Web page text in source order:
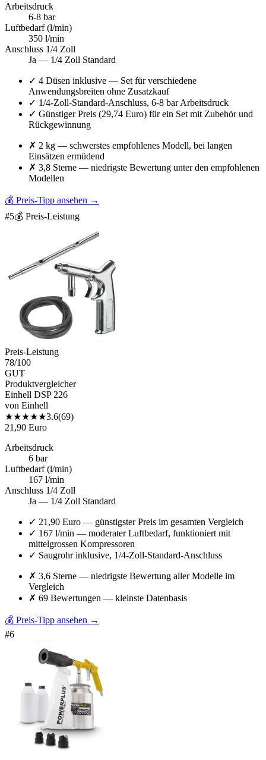
Arbeitsdruck
6-8 bar
Luftbedarf (l/min)
350 l/min
Anschluss 1/4 Zoll
Ja — 1/4 Zoll Standard
✓ 4 Düsen inklusive — Set für verschiedene
Anwendungsbreiten ohne Zusatzkauf
✓ 1/4-Zoll-Standard-Anschluss, 6-8 bar Arbeitsdruck
✓ Günstiger Preis (29,74 Euro) für ein Set mit Zubehör und
Rückgewinnung
✗ 2 kg — schwerstes empfohlenes Modell, bei langen
Einsätzen ermüdend
✗ 3,8 Sterne — niedrigste Bewertung unter den empfohlenen
Modellen
💰 Preis-Tipp ansehen →
#5💰 Preis-Leistung
Preis-Leistung
78/100
GUT
Produktvergleicher
Einhell DSP 226
von Einhell
★★★★★3.6(69)
21,90 Euro
Arbeitsdruck
6 bar
Luftbedarf (l/min)
167 l/min
Anschluss 1/4 Zoll
Ja — 1/4 Zoll Standard
✓ 21,90 Euro — günstigster Preis im gesamten Vergleich
✓ 167 l/min — moderater Luftbedarf, funktioniert mit
mittelgrossen Kompressoren
✓ Saugrohr inklusive, 1/4-Zoll-Standard-Anschluss
✗ 3,6 Sterne — niedrigste Bewertung aller Modelle im
Vergleich
✗ 69 Bewertungen — kleinste Datenbasis
💰 Preis-Tipp ansehen →
#6